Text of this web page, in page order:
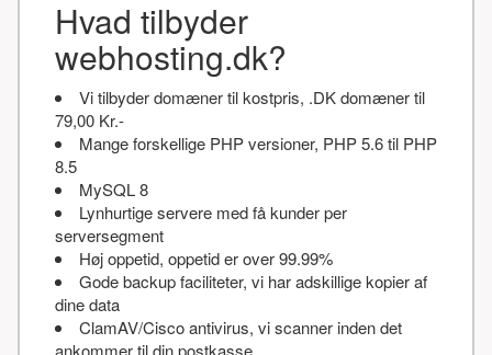
Hvad tilbyder
webhosting.dk?
Vi tilbyder domæner til kostpris, .DK domæner til
79,00 Kr.-
Mange forskellige PHP versioner, PHP 5.6 til PHP
8.5
MySQL 8
Lynhurtige servere med få kunder per
serversegment
Høj oppetid, oppetid er over 99.99%
Gode backup faciliteter, vi har adskillige kopier af
dine data
ClamAV/Cisco antivirus, vi scanner inden det